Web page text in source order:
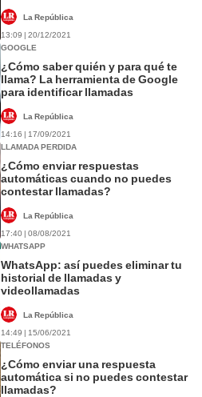
La República
13:09 | 20/12/2021
GOOGLE
¿Cómo saber quién y para qué te
llama? La herramienta de Google
para identificar llamadas
La República
14:16 | 17/09/2021
LLAMADA PERDIDA
¿Cómo enviar respuestas
automáticas cuando no puedes
contestar llamadas?
La República
17:40 | 08/08/2021
WHATSAPP
WhatsApp: así puedes eliminar tu
historial de llamadas y
videollamadas
La República
14:49 | 15/06/2021
TELÉFONOS
¿Cómo enviar una respuesta
automática si no puedes contestar
llamadas?